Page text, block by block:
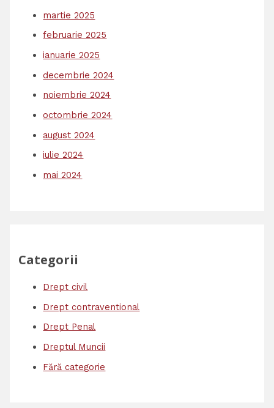
martie 2025
februarie 2025
ianuarie 2025
decembrie 2024
noiembrie 2024
octombrie 2024
august 2024
iulie 2024
mai 2024
Categorii
Drept civil
Drept contraventional
Drept Penal
Dreptul Muncii
Fără categorie